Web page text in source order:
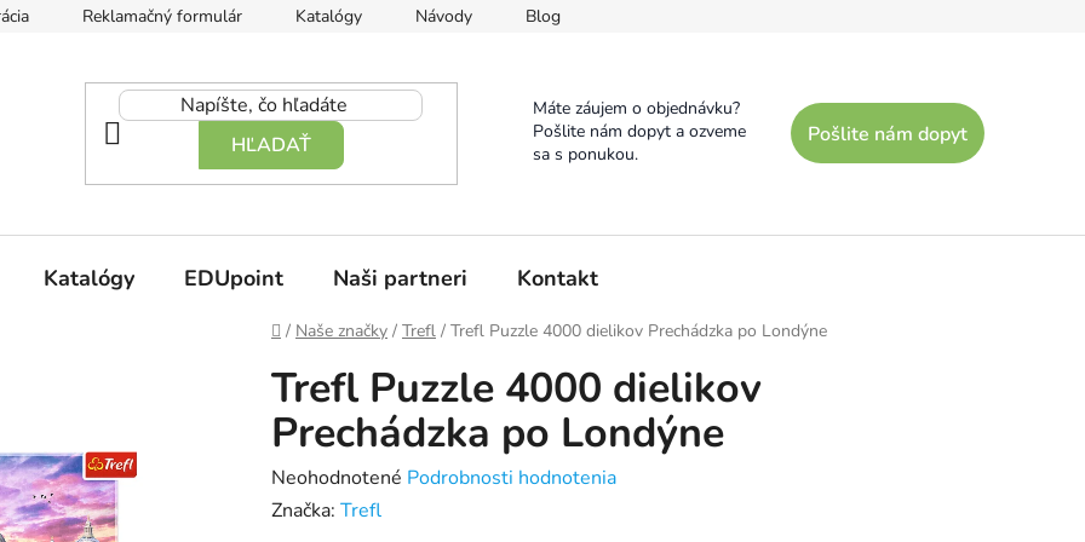
Reklamačný formulár Katalógy Návody Blog
HĽADAŤ
Máte záujem o objednávku?
Pošlite nám dopyt a ozveme
sa s ponukou.
Pošlite nám dopyt
Katalógy EDUpoint Naši partneri Kontakt
Domov
/ Naše značky / Trefl / Trefl Puzzle 4000 dielikov Prechádzka po Londýne
Trefl Puzzle 4000 dielikov
Prechádzka po Londýne
Priemerné
hodnotenie
Neohodnotené Podrobnosti hodnotenia
Značka: Trefl